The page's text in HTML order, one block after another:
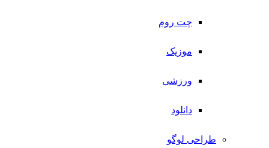
چت روم
موزیک
ورزشی
دانلود
طراحی لوگو